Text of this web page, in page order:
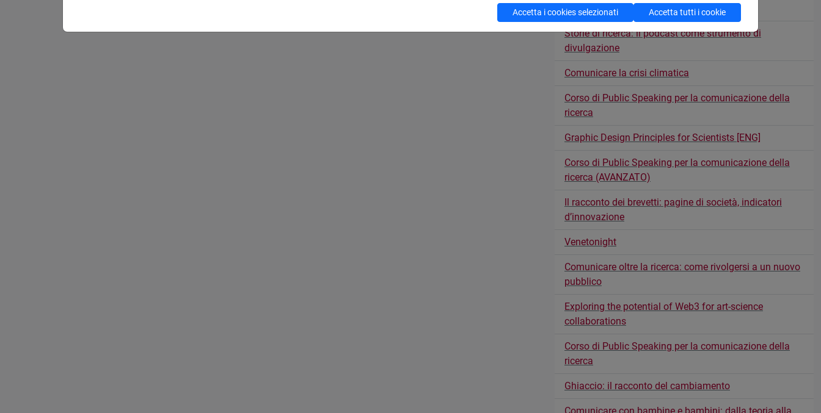
in writing and going social [ENG]
Storie di ricerca: il podcast come strumento di
divulgazione
Comunicare la crisi climatica
Corso di Public Speaking per la comunicazione della
ricerca
Graphic Design Principles for Scientists [ENG]
Corso di Public Speaking per la comunicazione della
ricerca (AVANZATO)
Il racconto dei brevetti: pagine di società, indicatori
d’innovazione
Venetonight
Comunicare oltre la ricerca: come rivolgersi a un nuovo
pubblico
Exploring the potential of Web3 for art-science
collaborations
Corso di Public Speaking per la comunicazione della
ricerca
Ghiaccio: il racconto del cambiamento
Accetta i cookies selezionati Accetta tutti i cookie